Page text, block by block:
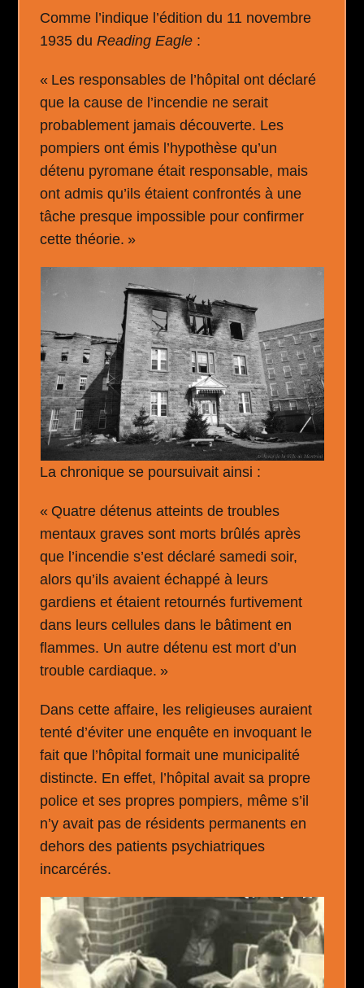
Comme l’indique l’édition du 11 novembre
1935 duReading Eagle :
« Les responsables de l’hôpital ont déclaré
que la cause de l’incendie ne serait
probablement jamais découverte. Les
pompiers ont émis l’hypothèse qu’un
détenu pyromane était responsable, mais
ont admis qu’ils étaient confrontés à une
tâche presque impossible pour confirmer
cette théorie. »
La chronique se poursuivait ainsi :
« Quatre détenus atteints de troubles
mentaux graves sont morts brûlés après
que l’incendie s’est déclaré samedi soir,
alors qu’ils avaient échappé à leurs
gardiens et étaient retournés furtivement
dans leurs cellules dans le bâtiment en
flammes. Un autre détenu est mort d’un
trouble cardiaque. »
Dans cette affaire, les religieuses auraient
tenté d’éviter une enquête en invoquant le
fait que l’hôpital formait une municipalité
distincte. En effet, l’hôpital avait sa propre
police et ses propres pompiers, même s’il
n’y avait pas de résidents permanents en
dehors des patients psychiatriques
incarcérés.